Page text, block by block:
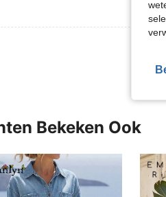
Bekeken Ook